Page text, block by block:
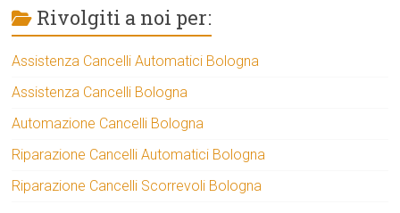
Rivolgiti a noi per:
Assistenza Cancelli Automatici Bologna
Assistenza Cancelli Bologna
Automazione Cancelli Bologna
Riparazione Cancelli Automatici Bologna
Riparazione Cancelli Scorrevoli Bologna